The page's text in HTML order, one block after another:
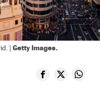
| Getty Images.